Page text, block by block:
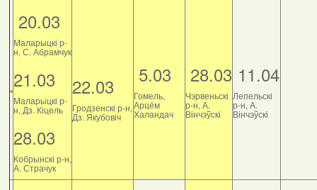
20.03
Маларыцкі р-
н, С. Абрамчук
21.03
Маларыцкі р-
н, Дз. Кіцель
28.03
Кобрынскі р-н,
А. Страчук
22.03
Гродзенскі р-н,
Дз. Якубовіч
5.03
Гомель,
Арцём
Халандач
28.03
Чэрвеньскі
р-н, А.
Вінчэўскі
11.04
Лепельскі
р-н, А.
Вінчэўскі